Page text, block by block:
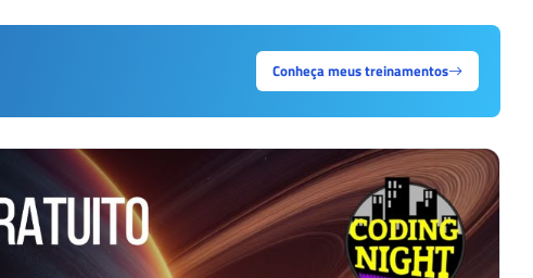
Conheça meus treinamentos